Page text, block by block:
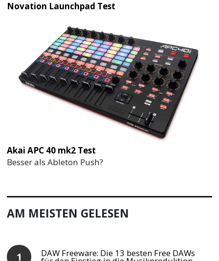
Novation Launchpad Test
Akai APC 40 mk2 Test
Besser als Ableton Push?
AM MEISTEN GELESEN
DAW Freeware: Die 13 besten Free DAWs